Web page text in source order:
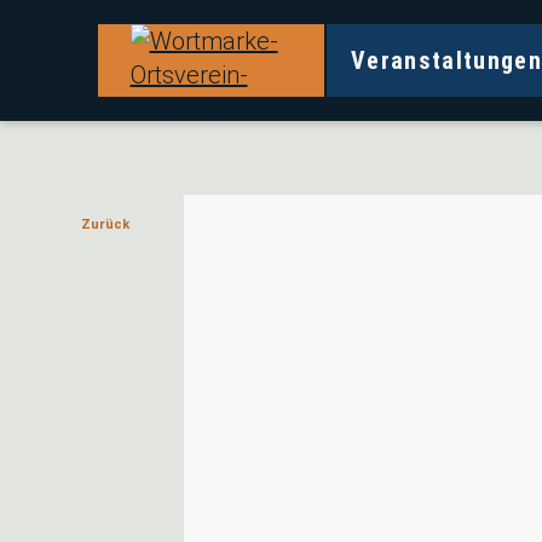
Ortsverein Grünau
Veranstaltungen und Angebote in Ihrem
Veranstaltungen
Zurück